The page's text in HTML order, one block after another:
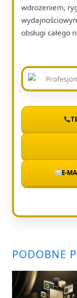
wdrożeniem,
obsługi całego
E-
PODOBNE